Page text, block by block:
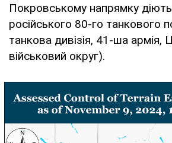
Покровському напрямку діють
російського 80-го танкового
танкова дивізія, 41-ша армія,
військовий округ).